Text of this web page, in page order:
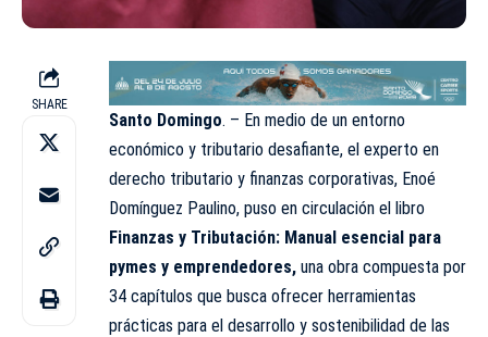
SHARE
Santo Domingo. – En medio de un entorno
económico y tributario desafiante, el experto en
derecho tributario y finanzas corporativas, Enoé
Domínguez Paulino, puso en circulación el libro
Finanzas y Tributación: Manual esencial para
pymes y emprendedores, una obra compuesta por
34 capítulos que busca ofrecer herramientas
prácticas para el desarrollo y sostenibilidad de las